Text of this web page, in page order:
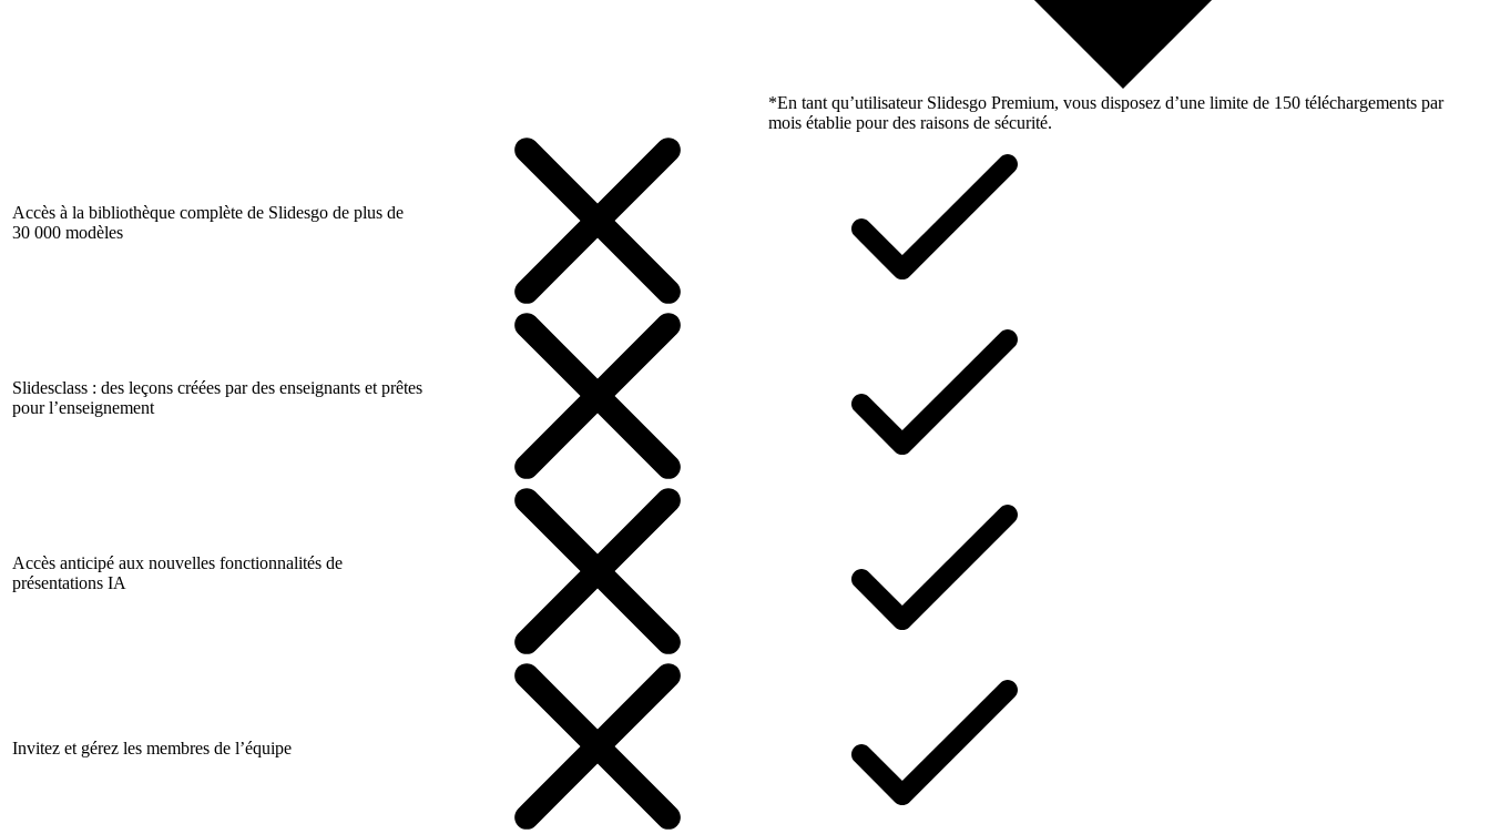
*En tant qu’utilisateur Slidesgo Premium, vous disposez d’une limite de 150 téléchargements par
mois établie pour des raisons de sécurité.
Accès à la bibliothèque complète de Slidesgo de plus de
30 000 modèles
Slidesclass : des leçons créées par des enseignants et prêtes
pour l’enseignement
Accès anticipé aux nouvelles fonctionnalités de
présentations IA
Invitez et gérez les membres de l’équipe